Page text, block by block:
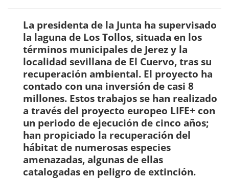
La presidenta de la Junta ha supervisado
la laguna de Los Tollos, situada en los
términos municipales de Jerez y la
localidad sevillana de El Cuervo, tras su
recuperación ambiental. El proyecto ha
contado con una inversión de casi 8
millones. Estos trabajos se han realizado
a través del proyecto europeo LIFE+ con
un periodo de ejecución de cinco años;
han propiciado la recuperación del
hábitat de numerosas especies
amenazadas, algunas de ellas
catalogadas en peligro de extinción.